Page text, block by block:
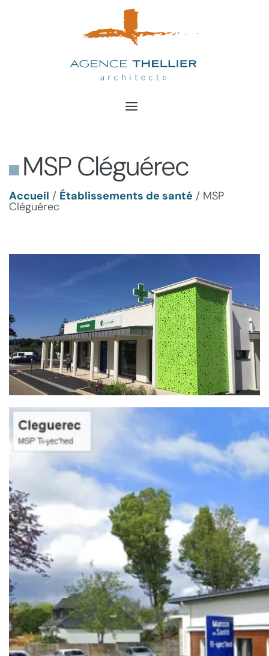
MSP Cléguérec
Accueil / Établissements de santé / MSP
Cléguérec